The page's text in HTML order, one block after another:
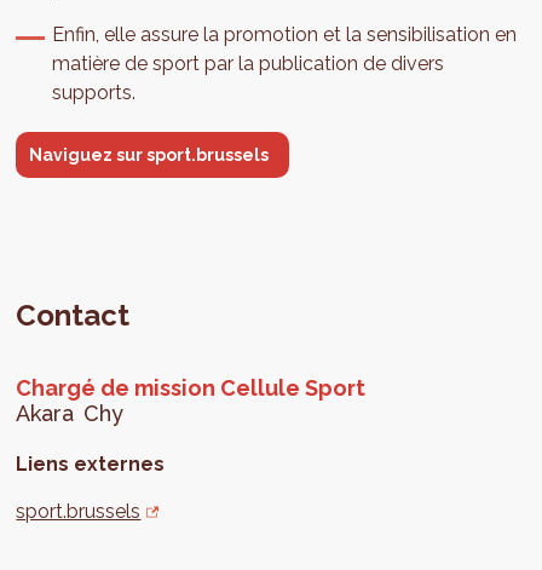
Enfin, elle assure la promotion et la sensibilisation en
matière de sport par la publication de divers
supports.
Naviguez sur sport.brussels
Contact
Chargé de mission Cellule Sport
Akara Chy
Liens externes
sport.brussels